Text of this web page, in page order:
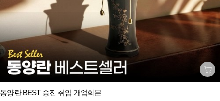
동양란 BEST 승진 취임 개업화분